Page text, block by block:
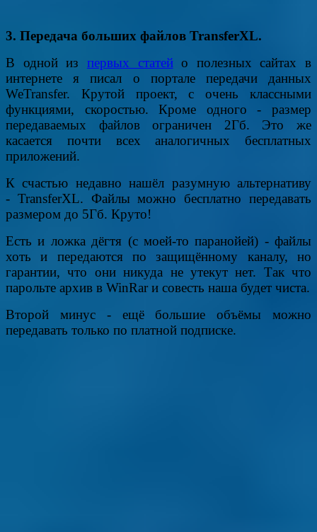
3. Передача больших файлов TransferXL.
В одной из первых статейо полезных сайтах в
интернете я писал о портале передачи данных
WeTransfer. Крутой проект, с очень классными
функциями, скоростью. Кроме одного - размер
передаваемых файлов ограничен 2Гб. Это же
касается почти всех аналогичных бесплатных
приложений.
К счастью недавно нашёл разумную альтернативу
- TransferXL. Файлы можно бесплатно передавать
размером до 5Гб. Круто!
Есть и ложка дёгтя (с моей-то паранойей) - файлы
хоть и передаются по защищённому каналу, но
гарантии, что они никуда не утекут нет. Так что
парольте архив в WinRar и совесть наша будет чиста.
Второй минус - ещё большие объёмы можно
передавать только по платной подписке.